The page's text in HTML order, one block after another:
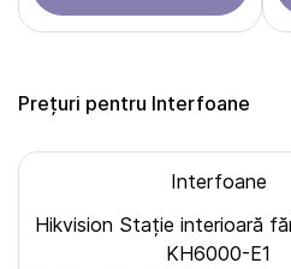
Prețuri pentru Interfoane
Interfoane
Hikvision Stație interioară
KH6000-E1